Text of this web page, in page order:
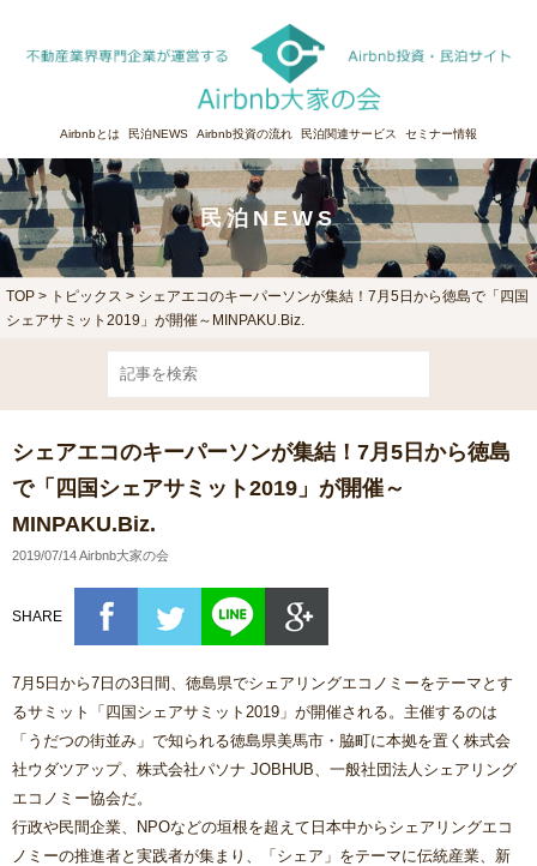
Airbnbとは 民泊NEWS Airbnb投資の流れ 民泊関連サービス セミナー情報
民泊NEWS
TOP > トピックス > シェアエコのキーパーソンが集結！7月5日から徳島で「四国
シェアサミット2019」が開催～MINPAKU.Biz.
シェアエコのキーパーソンが集結！7月5日から徳島
で「四国シェアサミット2019」が開催～
MINPAKU.Biz.
2019/07/14 Airbnb大家の会
SHARE
7月5日から7日の3日間、徳島県でシェアリングエコノミーをテーマとす
るサミット「四国シェアサミット2019」が開催される。主催するのは
「うだつの街並み」で知られる徳島県美馬市・脇町に本拠を置く株式会
社ウダツアップ、株式会社パソナ JOBHUB、一般社団法人シェアリング
エコノミー協会だ。
行政や民間企業、NPOなどの垣根を超えて日本中からシェアリングエコ
ノミーの推進者と実践者が集まり、「シェア」をテーマに伝統産業、新